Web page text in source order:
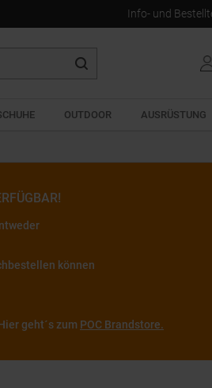
Info- und
OUTDOOR AUSRÜSTUNG
können
geht´s zum POC Brandstore.